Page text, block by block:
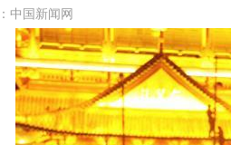
中国新闻网